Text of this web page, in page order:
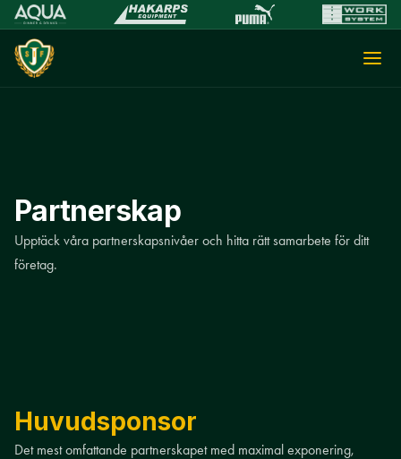
Partnerskap
Upptäck våra partnerskapsnivåer och hitta rätt samarbete för ditt
företag.
Huvudsponsor
Det mest omfattande partnerskapet med maximal exponering,